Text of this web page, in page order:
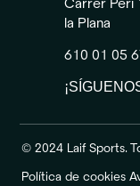
la Plana
610 01 05
© 2024 Laif Sports.
Política de cookies